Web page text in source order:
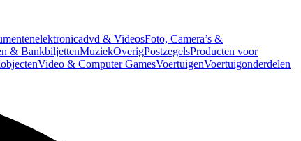
dvd & VideosFoto, Camera’s &
& BankbiljettenMuziekOverigPostzegelsProducten voor
Video & Computer GamesVoertuigenVoertuigonderdelen